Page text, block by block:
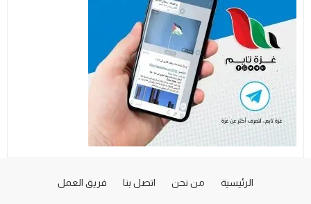
الرئيسية من نحن اتصل بنا فريق العمل